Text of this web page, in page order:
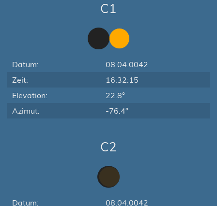
C1
Datum:
08.04.0042
Zeit:
16:32:15
Elevation:
22.8°
Azimut:
-76.4°
C2
Datum: 08.04.0042